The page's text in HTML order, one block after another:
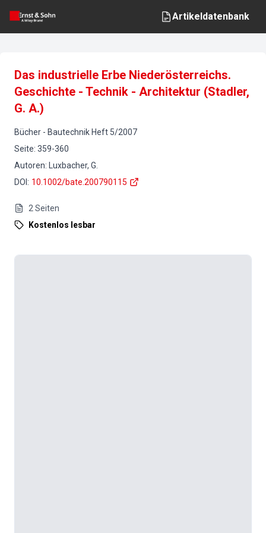
Artikeldatenbank
Das industrielle Erbe Niederösterreichs.
Geschichte - Technik - Architektur (Stadler,
G. A.)
Bücher - Bautechnik Heft 5/2007
Seite: 359-360
Autoren:
Luxbacher, G.
DOI : 10.1002/bate.200790115
2 Seiten
Kostenlos lesbar